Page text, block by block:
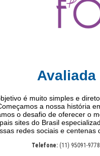
Avaliada
é muito simples e
a nossa história
o desafio de oferecer o
sites do Brasil
redes sociais e centenas
Telefone: (11) 95091-9778